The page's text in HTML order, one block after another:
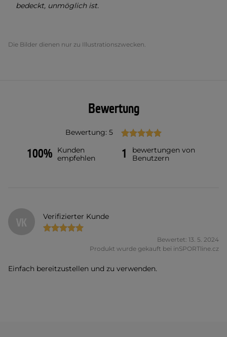
bedeckt, unmöglich ist.
Die Bilder dienen nur zu Illustrationszwecken.
Bewertung
Bewertung: 5
100%
Kunden
empfehlen
1
bewertungen von
Benutzern
VK Verifizierter Kunde
Bewertet: 13. 5. 2024
Produkt wurde gekauft bei inSPORTline.cz
Einfach bereitzustellen und zu verwenden.